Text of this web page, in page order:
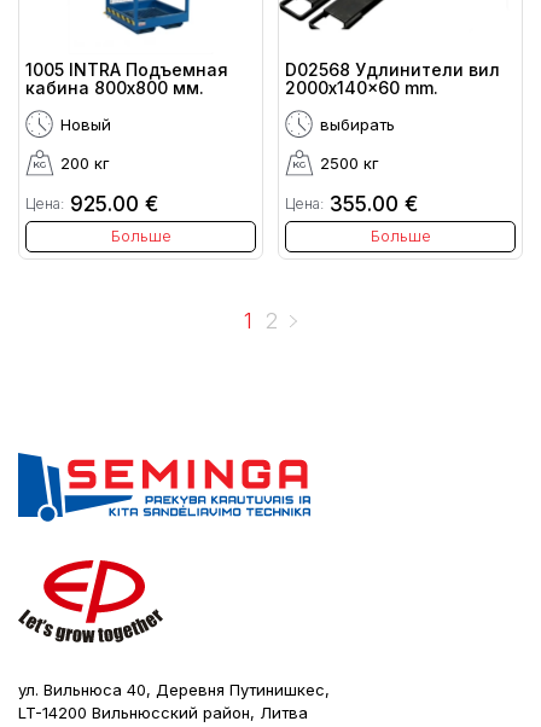
1005 INTRA Подъемная
кабина 800х800 мм.
Новый
200 кг
Цена: 925.00 €
Больше
D02568 Удлинители вил
2000x140x60 mm.
выбирать
2500 кг
Цена: 355.00 €
Больше
1 2
ул. Вильнюса 40, Деревня Путинишкес,
LT-14200 Вильнюсский район, Литва